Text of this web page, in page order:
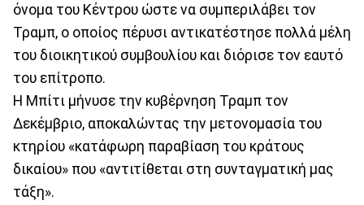
όνομα του Κέντρου ώστε να συμπεριλάβει τον
Τραμπ, ο οποίος πέρυσι αντικατέστησε πολλά μέλη
του διοικητικού συμβουλίου και διόρισε τον εαυτό
του επίτροπο.
Η Μπίτι μήνυσε την κυβέρνηση Τραμπ τον
Δεκέμβριο, αποκαλώντας την μετονομασία του
κτηρίου «κατάφωρη παραβίαση του κράτους
δικαίου» που «αντιτίθεται στη συνταγματική μας
τάξη».